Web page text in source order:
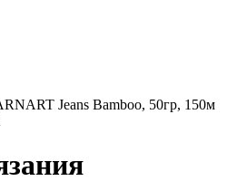
Jeans Bamboo, 50гр, 150м